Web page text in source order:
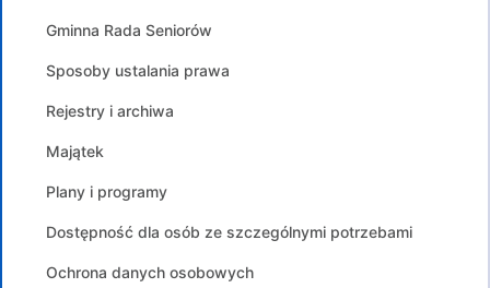
Gminna Rada Seniorów
Sposoby ustalania prawa
Rejestry i archiwa
Majątek
Plany i programy
Dostępność dla osób ze szczególnymi potrzebami
Ochrona danych osobowych